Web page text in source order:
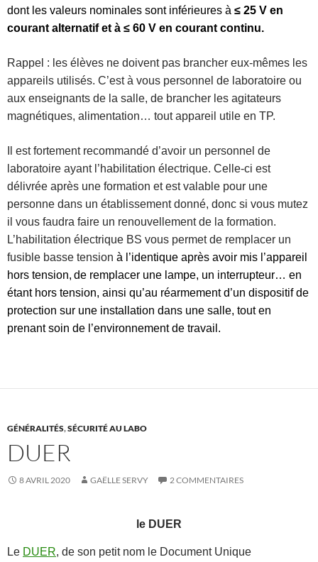
dont les valeurs nominales sont inférieures à ≤ 25 V en
courant alternatifet à ≤ 60 V en courant continu.
Rappel : les élèves ne doivent pas brancher eux-mêmes les
appareils utilisés. C’est à vous personnel de laboratoire ou
aux enseignants de la salle, de brancher les agitateurs
magnétiques, alimentation… tout appareil utile en TP.
Il est fortement recommandé d’avoir un personnel de
laboratoire ayant l’habilitation électrique. Celle-ci est
délivrée après une formation et est valable pour une
personne dans un établissement donné, donc si vous mutez
il vous faudra faire un renouvellement de la formation.
L’habilitation électrique BS vous permet de remplacer un
fusible basse tension à l’identique après avoir mis l’appareil
hors tension, de remplacer une lampe, un interrupteur… en
étant hors tension, ainsi qu’au réarmement d’un dispositif de
protection sur une installation dans une salle, tout en
prenant soin de l’environnement de travail.
GÉNÉRALITÉS,SÉCURITÉ AU LABO
DUER
8 AVRIL 2020 GAËLLE SERVY 2 COMMENTAIRES
le DUER
Le DUER, de son petit nom le Document Unique